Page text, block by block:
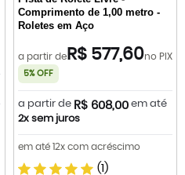
Comprimento de 1,00 metro -
Roletes em Aço
a partir de R$ 577,60no PIX
5% OFF
a partir de R$ 608,00 em até
2x sem juros
em até 12x com acréscimo
(1)